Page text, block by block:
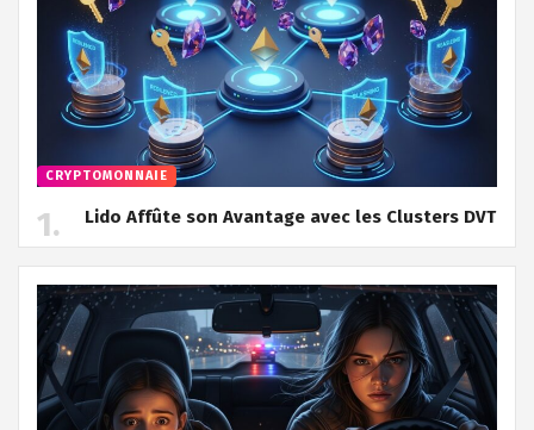
CRYPTOMONNAIE
Lido Affûte son Avantage avec les Clusters DVT